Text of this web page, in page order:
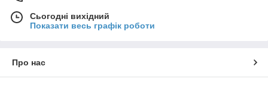
Сьогодні вихідний
Показати весь графік роботи
Про нас